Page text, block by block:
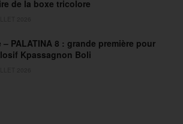
de la boxe tricolore
– PALATINA 8 : grande première pour
Kpassagnon Boli